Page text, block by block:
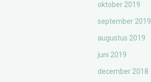
oktober 2019
september 2019
augustus 2019
juni 2019
december 2018